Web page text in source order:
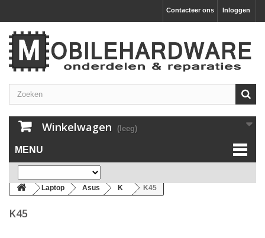
Inloggen
Contacteer ons
Winkelwagen (leeg)
MENU
Laptop Asus K K45
K45